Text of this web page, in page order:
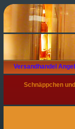
Versandhandel
Schnäppchen